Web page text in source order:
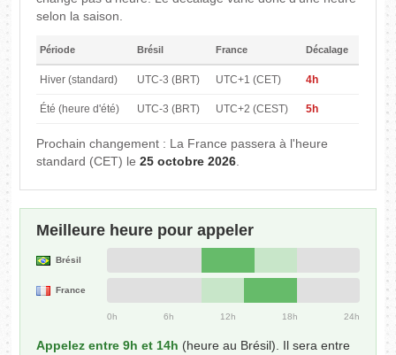
selon la saison.
Période Brésil France Décalage
Hiver (standard) UTC-3 (BRT) UTC+1 (CET) 4h
Été (heure d'été) UTC-3 (BRT) UTC+2 (CEST) 5h
Prochain changement : La France passera à l'heure
standard (CET) le25 octobre 2026.
Meilleure heure pour appeler
Brésil
France
0h 6h 12h 18h 24h
Appelez entre 9h et 14h (heure au Brésil). Il sera entre